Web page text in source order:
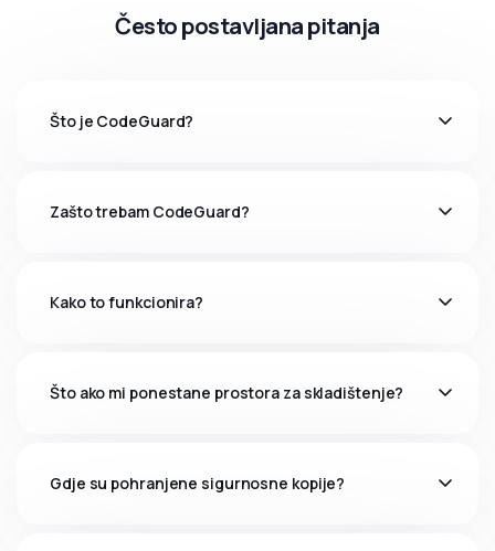
Često postavljana pitanja
Što je CodeGuard?
Zašto trebam CodeGuard?
Kako to funkcionira?
Što ako mi ponestane prostora za skladištenje?
Gdje su pohranjene sigurnosne kopije?